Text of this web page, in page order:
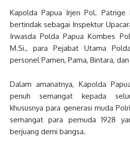
Kapolda Papua Irjen Pol. Patrige
bertindak sebagai Inspektur
Irwasda Polda Papua Kombes
M.Si., para Pejabat Utama
personel Pamen, Pama, Bintara,
Dalam amanatnya, Kapolda
penuh semangat kepada
khususnya para generasi muda
semangat para pemuda 1928
berjuang demi bangsa.